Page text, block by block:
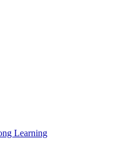
Learning